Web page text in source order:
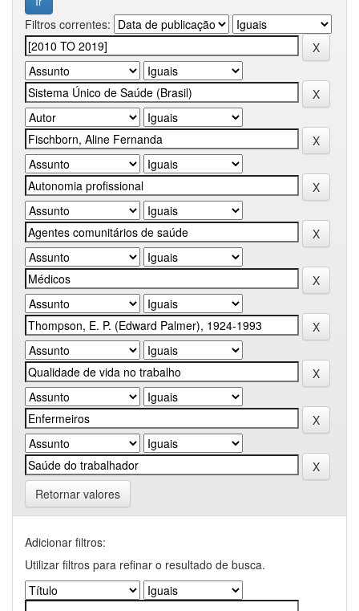
Filtros correntes:
Retornar valores
Adicionar filtros:
Utilizar filtros para refinar o resultado de busca.